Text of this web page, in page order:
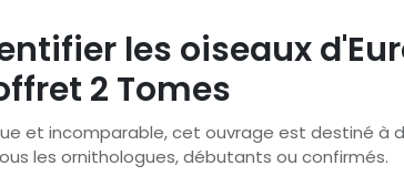
les oiseaux
2 Tomes
et incomparable, cet ouvrage est destiné à
les ornithologues, débutants ou confirmés.